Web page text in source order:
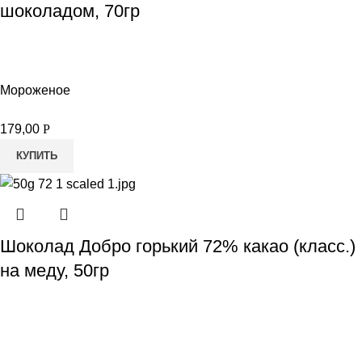
шоколадом, 70гр
Мороженое
179,00 Р
КУПИТЬ
Шоколад Добро горький 72% какао (класс.)
на меду, 50гр